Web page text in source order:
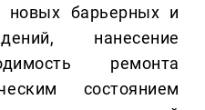
новых барьерных и
нанесение
ремонта
состоянием